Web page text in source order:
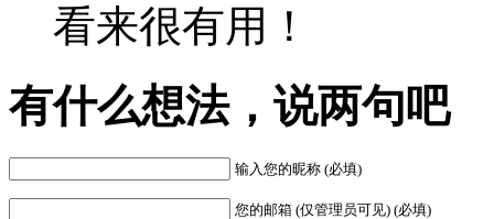
看来很有用！
有什么想法，说两句吧
输入您的昵称 (必填)
您的邮箱 (仅管理员可见) (必填)